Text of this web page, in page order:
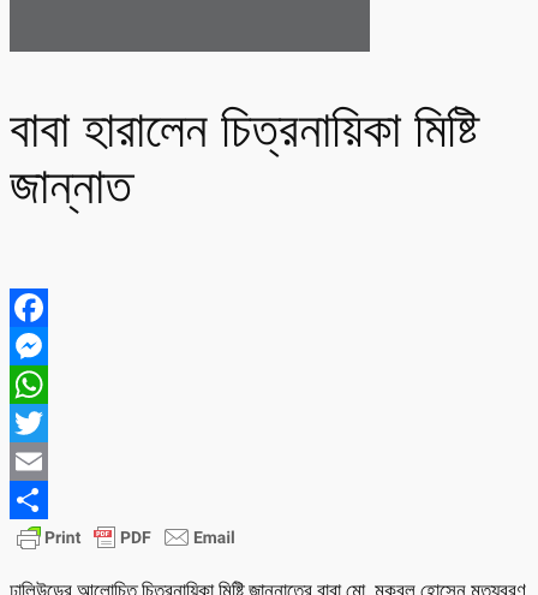
বাবা হারালেন চিত্রনায়িকা মিষ্টি
জান্নাত
Facebook
Messenger
WhatsApp
Twitter
Email
Share
ঢালিউডের আলোচিত চিত্রনায়িকা মিষ্টি জান্নাতের বাবা মো. মকবুল হোসেন মৃত্যুবরণ